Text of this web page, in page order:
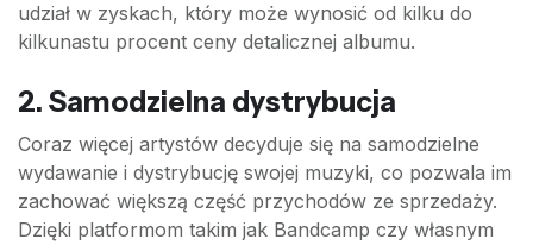
udział w zyskach, który może wynosić od kilku do
kilkunastu procent ceny detalicznej albumu.
2. Samodzielna dystrybucja
Coraz więcej artystów decyduje się na samodzielne
wydawanie i dystrybucję swojej muzyki, co pozwala im
zachować większą część przychodów ze sprzedaży.
Dzięki platformom takim jak Bandcamp czy własnym